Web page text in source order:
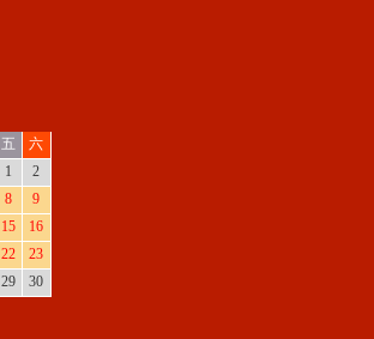
五
六
1
2
8
9
15
16
22
23
29 30